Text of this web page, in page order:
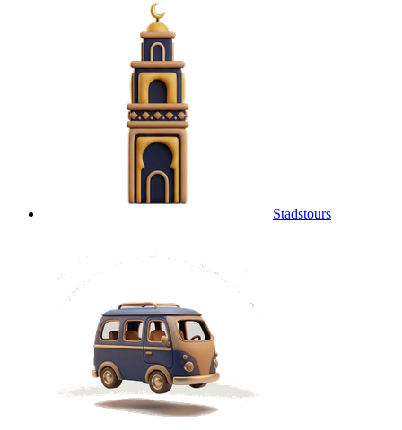
Stadstours